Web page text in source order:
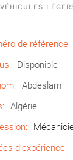
de référence:
Disponible
Abdeslam
Algérie
d’expérience: